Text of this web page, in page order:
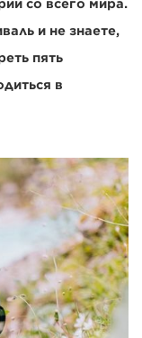
со всего мира.
и не знаете,
пять
в